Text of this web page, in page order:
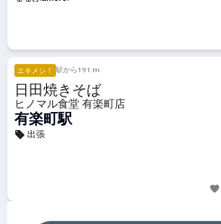
エキメシ！ 駅から191 m
日田焼きそば
ヒノマル食堂 有楽町店
有楽町駅
出張